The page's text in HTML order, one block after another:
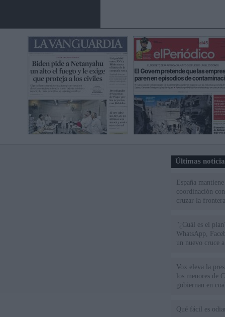
Últimas
España
coordinación
cruzar la
"¿Cuál es el
WhatsApp,
un nuevo cruce
Vox eleva la
los menores de
gobiernan en
Qué fácil es